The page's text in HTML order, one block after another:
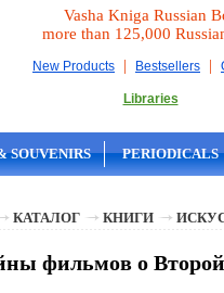
Vasha Kniga Russian
more than 125,000
New Products | Bestsellers |
Libraries
SOUVENIRS PERIODICALS
КАТАЛОГ КНИГИ
фильмов о